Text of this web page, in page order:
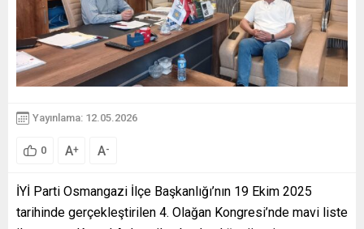
Yayınlama: 12.05.2026
0 A+ A-
İYİ Parti Osmangazi İlçe Başkanlığı’nın 19 Ekim 2025
tarihinde gerçekleştirilen 4. Olağan Kongresi’nde mavi liste